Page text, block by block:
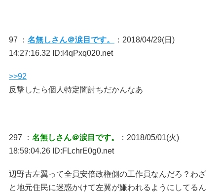
97 ： 名無しさん＠涙目です。
：2018/04/29(日)
14:27:16.32 ID:l4qPxq020.net
>>92
反撃したら個人特定闇討ちだかんなあ
297 ： 名無しさん＠涙目です。
：2018/05/01(火)
18:59:04.26 ID:FLchrE0g0.net
辺野古左翼って全員安倍政権側の工作員なんだろ？わざ
と地元住民に迷惑かけて左翼が嫌われるようにしてるん